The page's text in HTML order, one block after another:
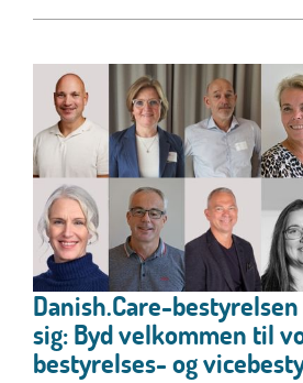
Danish.Care-
sig: Byd velkommen til
bestyrelses- og